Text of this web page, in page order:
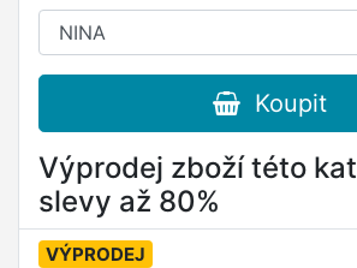
Koupit
Výprodej zboží této
slevy až 80%
VÝPRODEJ